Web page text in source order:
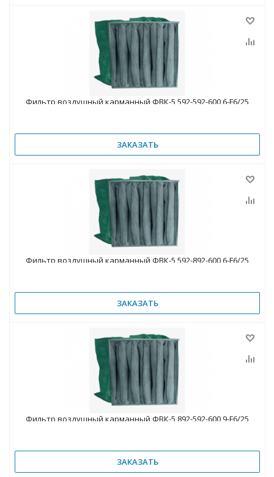
Фильтр воздушный карманный ФВК-5 592-592-600 6-F6/25
ЗАКАЗАТЬ
Фильтр воздушный карманный ФВК-5 592-892-600 6-F6/25
ЗАКАЗАТЬ
Фильтр воздушный карманный ФВК-5 892-592-600 9-F6/25
ЗАКАЗАТЬ